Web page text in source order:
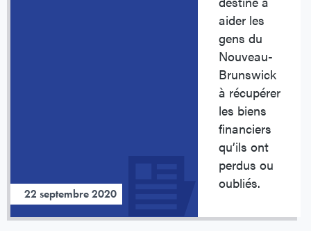
22 septembre 2020
aider les
gens du
Nouveau-
Brunswick
à récupérer
les biens
financiers
qu’ils ont
perdus ou
oubliés.